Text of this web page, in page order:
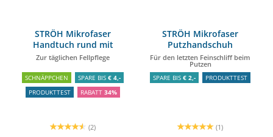
STRÖH Mikrofaser
Handtuch rund mit
Handtaschen
Zur täglichen Fellpflege
SCHNÄPPCHEN SPARE BIS € 4,-
PRODUKTTEST
RABATT 34%
(2)
STRÖH Mikrofaser
Putzhandschuh
Für den letzten Feinschliff beim
Putzen
SPARE BIS € 2,- PRODUKTTEST
(1)